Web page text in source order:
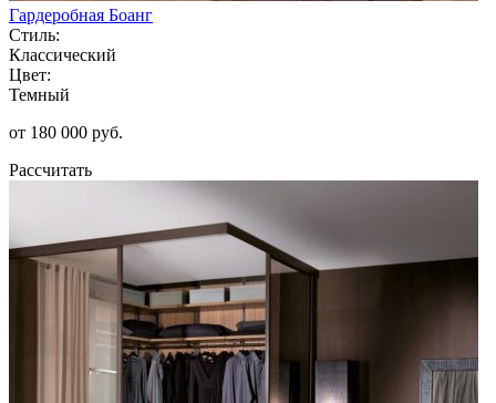
Гардеробная Боанг
Стиль:
Классический
Цвет:
Темный
от 180 000 руб.
Рассчитать